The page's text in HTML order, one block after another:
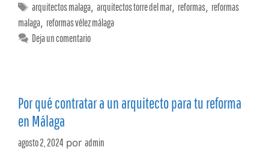
arquitectos malaga,arquitectos torre del mar, reformas, reformas
malaga, reformas vélez málaga
Deja un comentario
Por qué contratar a un arquitecto para tu reforma
en Málaga
agosto 2, 2024 por admin